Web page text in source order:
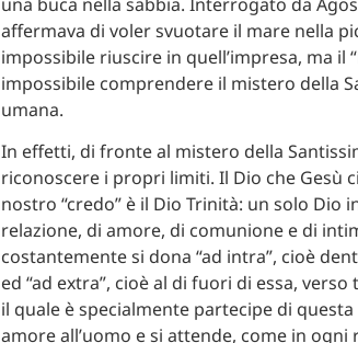
affermava di voler svuotare il mare nella
impossibile riuscire in quell’impresa, ma
impossibile comprendere il mistero della
umana.
In effetti, di fronte al mistero della
riconoscere i propri limiti. Il Dio che Gesù
nostro “credo” è il Dio Trinità: un solo Dio
relazione, di amore, di comunione e di
costantemente si dona “ad intra”, cioè
ed “ad extra”, cioè al di fuori di essa,
il quale è specialmente partecipe di
amore all’uomo e si attende, come in